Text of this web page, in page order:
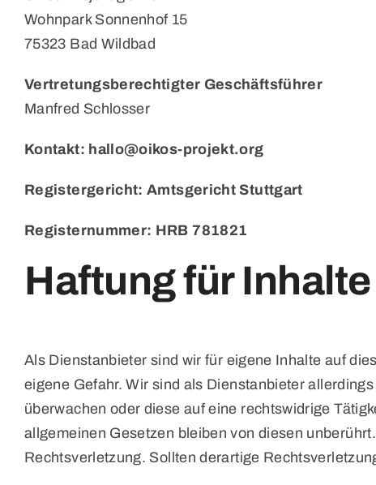
Wohnpark Sonnenhof 15
75323 Bad Wildbad
Vertretungsberechtigter Geschäftsführer
Manfred Schlosser
Kontakt: hallo@oikos-projekt.org
Registergericht: Amtsgericht Stuttgart
Registernummer: HRB 781821
Haftung für Inhalte
Als Dienstanbieter sind wir für eigene Inhalte auf
eigene Gefahr. Wir sind als Dienstanbieter
überwachen oder diese auf eine rechtswidrige
allgemeinen Gesetzen bleiben von diesen
Rechtsverletzung. Sollten derartige